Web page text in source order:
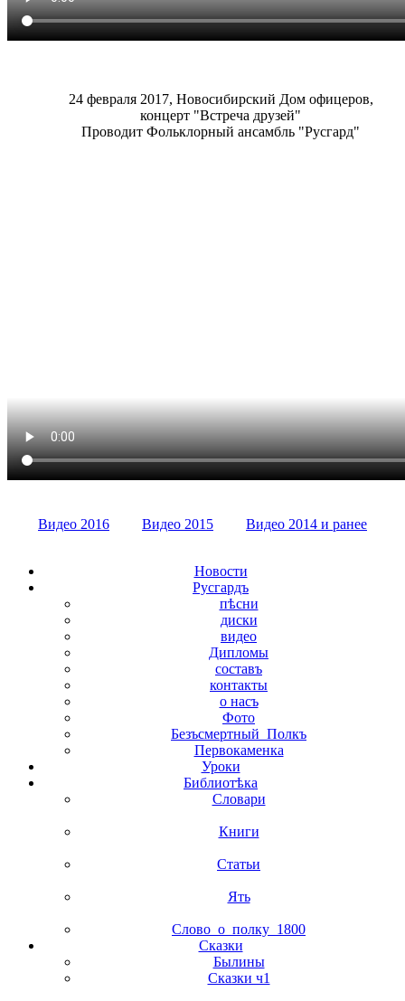
24 февраля 2017, Новосибирский Дом офицеров,
концерт "Встреча друзей"
Проводит Фольклорный ансамбль "Русгард"
Видео 2016 Видео 2015 Видео 2014 и ранее
Новости
Русгардъ
пѣсни
диски
видео
Дипломы
составъ
контакты
о насъ
Фото
Безъсмертный_Полкъ
Первокаменка
Уроки
Библиотѣка
Словари
Книги
Статьи
Ять
Слово_о_полку_1800
Сказки
Былины
Сказки ч1